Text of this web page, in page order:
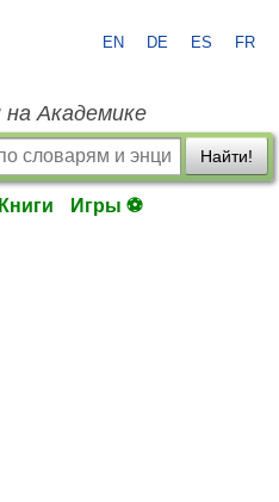
EN DE ES FR
на Академике
Найти!
Книги Игры ⚽